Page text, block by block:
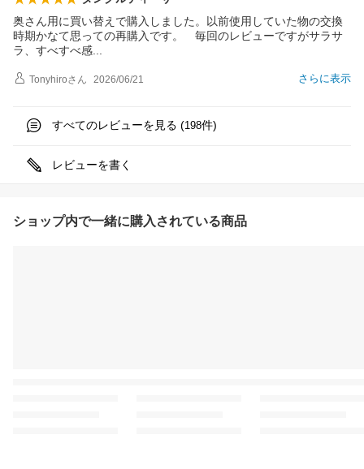
奥さん用に買い替えで購入しました。以前使用していた物の交換
時期かなて思っての再購入です。 毎回のレビューですがサラサ
ラ、すべすべ感
さらに表示
Tonyhiroさん 2026/06/21
すべてのレビューを見る (198件)
レビューを書く
ショップ内で一緒に購入されている商品